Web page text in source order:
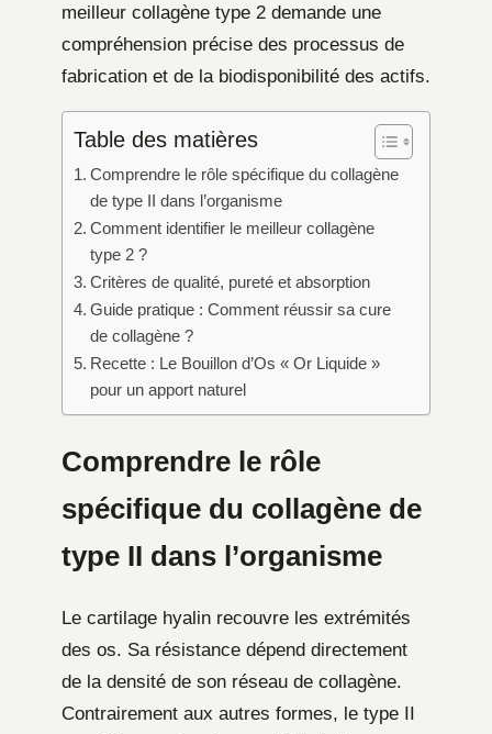
meilleur collagène type 2 demande une
compréhension précise des processus de
fabrication et de la biodisponibilité des actifs.
Table des matières
Comprendre le rôle spécifique du collagène
de type II dans l’organisme
Comment identifier le meilleur collagène
type 2 ?
Critères de qualité, pureté et absorption
Guide pratique : Comment réussir sa cure
de collagène ?
Recette : Le Bouillon d’Os « Or Liquide »
pour un apport naturel
Comprendre le rôle
spécifique du collagène de
type II dans l’organisme
Le cartilage hyalin recouvre les extrémités
des os. Sa résistance dépend directement
de la densité de son réseau de collagène.
Contrairement aux autres formes, le type II